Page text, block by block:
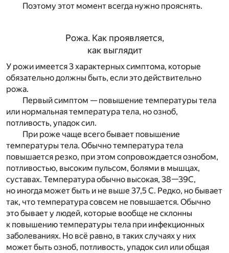
Поэтому этот момент всегда нужно прояснять.
Рожа. Как проявляется,
как выглядит
У рожи имеется 3 характерных симптома, которые
обязательно должны быть, если это действительно
рожа.
Первый симптом — повышение температуры тела
или нормальная температура тела, но озноб,
потливость, упадок сил.
При роже чаще всего бывает повышение
температуры тела. Обычно температура тела
повышается резко, при этом сопровождается ознобом,
потливостью, высоким пульсом, болями в мышцах,
суставах. Температура обычно высокая, 38—39С,
но иногда может быть и не выше 37,5 С. Редко, но бывает
так, что температура совсем не повышается. Обычно
это бывает у людей, которые вообще не склонны
к повышению температуры тела при инфекционных
заболеваниях. Но всё равно, в таких случаях у них
может быть озноб, потливость, упадок сил или общая